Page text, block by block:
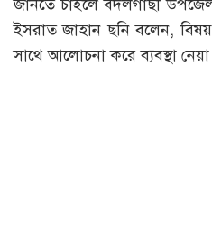
জানতে চাইলে বদলগাছী
ইসরাত জাহান ছনি বলেন,
সাথে আলোচনা করে ব্যবস্থা নেয়া